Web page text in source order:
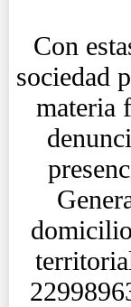
Con
sociedad
materia